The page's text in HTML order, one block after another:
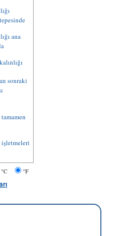
ana
sonraki
°C °F